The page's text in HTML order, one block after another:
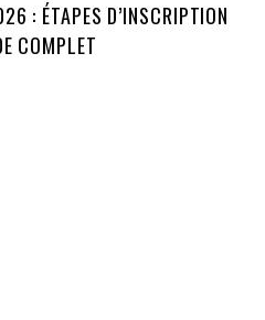
: ÉTAPES D’INSCRIPTION
COMPLET